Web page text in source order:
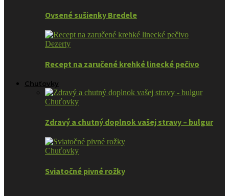
Ovsené sušienky Bredele
Dezerty
Recept na zaručené krehké linecké pečivo
Chuťovky
Chuťovky
Zdravý a chutný doplnok vašej stravy – bulgur
Chuťovky
Sviatočné pivné rožky